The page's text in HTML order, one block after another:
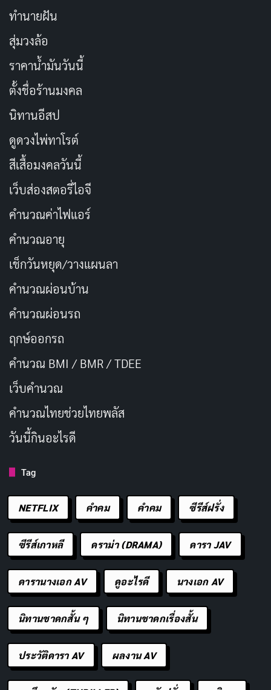
_numus
สวัสดีตอนเช้า
สวัสดีวันศุกร์
สวัสดีวันอาทิตย์
Copy URL
ทำนายฝัน
สุ่มวงล้อ
ราคาน้ำมันวันนี้
ตั้งชื่อร้านมงคล
นิทานอีสป
ดูดวงไพ่ทาโรต์
สีเสื้อมงคลวันนี้
เว็บส่องสตอรี่ไอจี
คำนวณค่าไฟแอร์
คำนวณอายุ
เช็กวันหยุด/วางแผนลา
คำนวณผ่อนบ้าน
คำนวณผ่อนรถ
ฤกษ์ออกรถ
คำนวณ BMI / BMR / TDEE
เว็บคํานวณ
คํานวณไทยช่วยไทยพลัส
วันนี้กินอะไรดี
Tag
NETFLIX คำคม คําคม ซีรีส์ฝรั่ง
ซีรีส์เกาหลี ดราม่า (DRAMA) ดารา JAV
ดารานางเอก AV ดูอะไรดี นางเอก AV
นิทานชาดกสั้น ๆ นิทานชาดกเรื่องสั้น
ประวัติดารา AV ผลงาน AV